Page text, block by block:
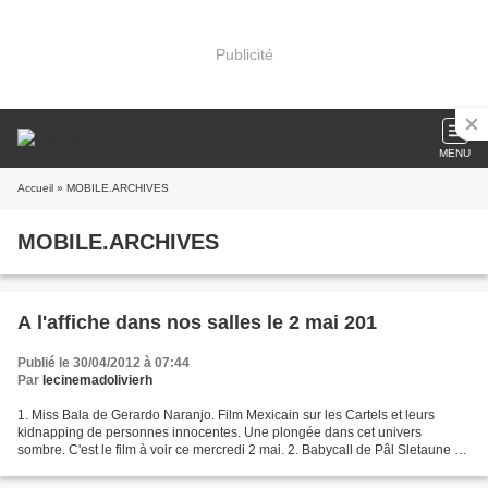
Publicité
MENU
Accueil » MOBILE.ARCHIVES
MOBILE.ARCHIVES
A l'affiche dans nos salles le 2 mai 201
Publié le 30/04/2012 à 07:44
Par lecinemadolivierh
1. Miss Bala de Gerardo Naranjo. Film Mexicain sur les Cartels et leurs
kidnapping de personnes innocentes. Une plongée dans cet univers
sombre. C'est le film à voir ce mercredi 2 mai. 2. Babycall de Pâl Sletaune et